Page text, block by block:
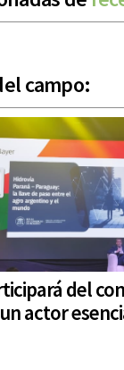
campo:
del
actor